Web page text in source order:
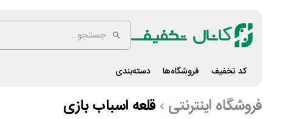
کد تخفیف فروشگاه‌ها دسته‌بندی
فروشگاه اینترنتی قلعه اسباب بازی